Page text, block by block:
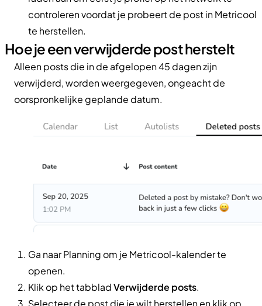
controleren voordat je probeert de post in Metricool
te herstellen.
Hoe je een verwijderde post herstelt
Alleen posts die in de afgelopen 45 dagen zijn
verwijderd, worden weergegeven, ongeacht de
oorspronkelijke geplande datum.
Ga naar Planning om je Metricool-kalender te
openen.
Klik op het tabbladVerwijderde posts.
Selecteer de post die je wilt herstellen en klik op